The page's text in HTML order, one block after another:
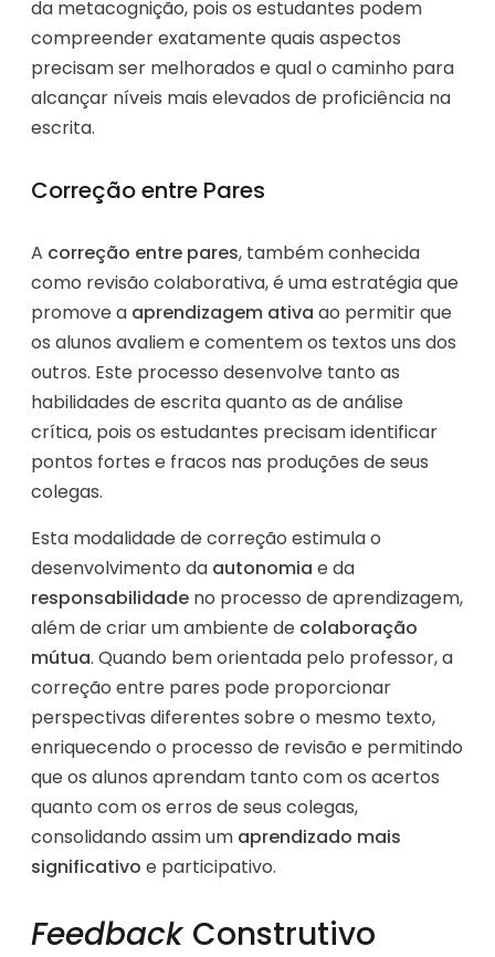
da metacognição, pois os estudantes podem
compreender exatamente quais aspectos
precisam ser melhorados e qual o caminho para
alcançar níveis mais elevados de proficiência na
escrita.
Correção entre Pares
A correção entre pares, também conhecida
como revisão colaborativa, é uma estratégia que
promove a aprendizagem ativa ao permitir que
os alunos avaliem e comentem os textos uns dos
outros. Este processo desenvolve tanto as
habilidades de escrita quanto as de análise
crítica, pois os estudantes precisam identificar
pontos fortes e fracos nas produções de seus
colegas.
Esta modalidade de correção estimula o
desenvolvimento da autonomia e da
responsabilidade no processo de aprendizagem,
além de criar um ambiente de colaboração
mútua. Quando bem orientada pelo professor, a
correção entre pares pode proporcionar
perspectivas diferentes sobre o mesmo texto,
enriquecendo o processo de revisão e permitindo
que os alunos aprendam tanto com os acertos
quanto com os erros de seus colegas,
consolidando assim um aprendizado mais
significativo e participativo.
Feedback Construtivo